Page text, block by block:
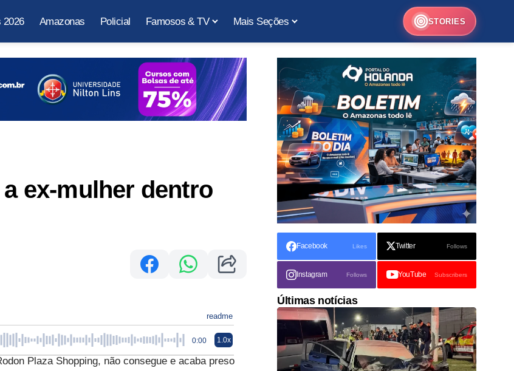
2026 Amazonas Policial Famosos & TV Mais Seções STORIES
ex-mulher dentro
readme
0:00 1.0x
Plaza Shopping, não consegue e acaba preso
Facebook Likes Twitter Follows
Instagram Follows YouTube Subscribers
Últimas notícias